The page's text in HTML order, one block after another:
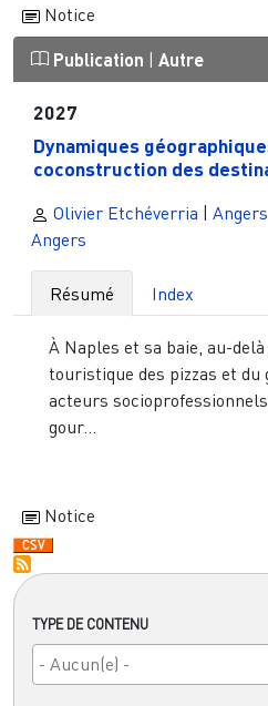
TYPE DE CONTENU
Notice
Publication | Autre
2027
Dynamiques
coconstruction des
Olivier Etchéverria | Angers
Angers
Résumé Index
À Naples et sa baie, au-
touristique des pizzas et du
acteurs
gour...
Notice